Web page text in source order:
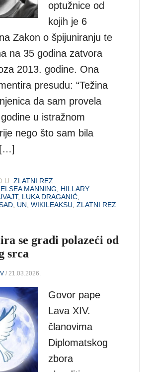
optužnice od
kojih je 6
Zakon o špijuniranju te
na 35 godina zatvora
2013. godine. Ona
presudu: “Težina
da sam provela
u istražnom
nego što sam bila
[…]
U: ZLATNI REZ
MANNING
HILLARY
, LUKA DRAGANIĆ
UN ,WIKILEAKSU ,ZLATNI REZ
se gradi polazeći od
srca
/ 21.03.2026.
Govor pape
Lava XIV.
članovima
Diplomatskog
zbora